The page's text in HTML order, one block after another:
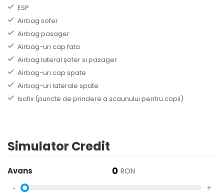
ESP
Airbag sofer
Airbag pasager
Airbag-uri cap fata
Airbag lateral șofer si pasager
Airbag-uri cap spate
Airbag-uri laterale spate
Isofix (puncte de prindere a scaunului pentru copii)
Simulator Credit
Avans 0 RON
- +